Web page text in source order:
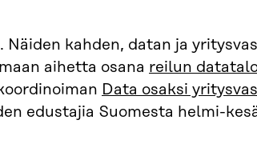
kahden, datan ja
aihetta osana reilun
Data osaksi
edustajia Suomesta helmi-